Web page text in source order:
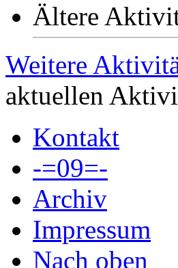
Ältere
Weitere
aktuellen
Kontakt
-=09=-
Archiv
Impressum
Nach oben